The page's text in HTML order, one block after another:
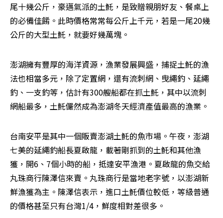
尾十幾公斤，豪邁氣派的土魠，是致贈親朋好友、餐桌上
的必備佳餚。此時價格常常每公斤上千元，若是一尾20幾
公斤的大型土魠，就要好幾萬塊。
澎湖擁有豐厚的海洋資源，漁業發展興盛，捕捉土魠的漁
法也相當多元，除了定置網，還有流刺網、曳繩釣、延繩
釣、一支釣等，估計有300艘船都在抓土魠，其中以流刺
網船最多，土魠儼然成為澎湖冬天經濟產值最高的漁業。
台南安平是其中一個販賣澎湖土魠的魚市場。午夜，澎湖
七美的延繩釣船長夏啟龍，載著剛抓到的土魠和其他漁
獲，開6、7個小時的船，抵達安平漁港。夏啟龍的魚交給
丸珠商行陳澤信來賣。丸珠商行是當地老字號，以澎湖新
鮮漁獲為主。陳澤信表示，進口土魠價位較低，等級普通
的價格甚至只有台灣1/4，鮮度相對差很多。